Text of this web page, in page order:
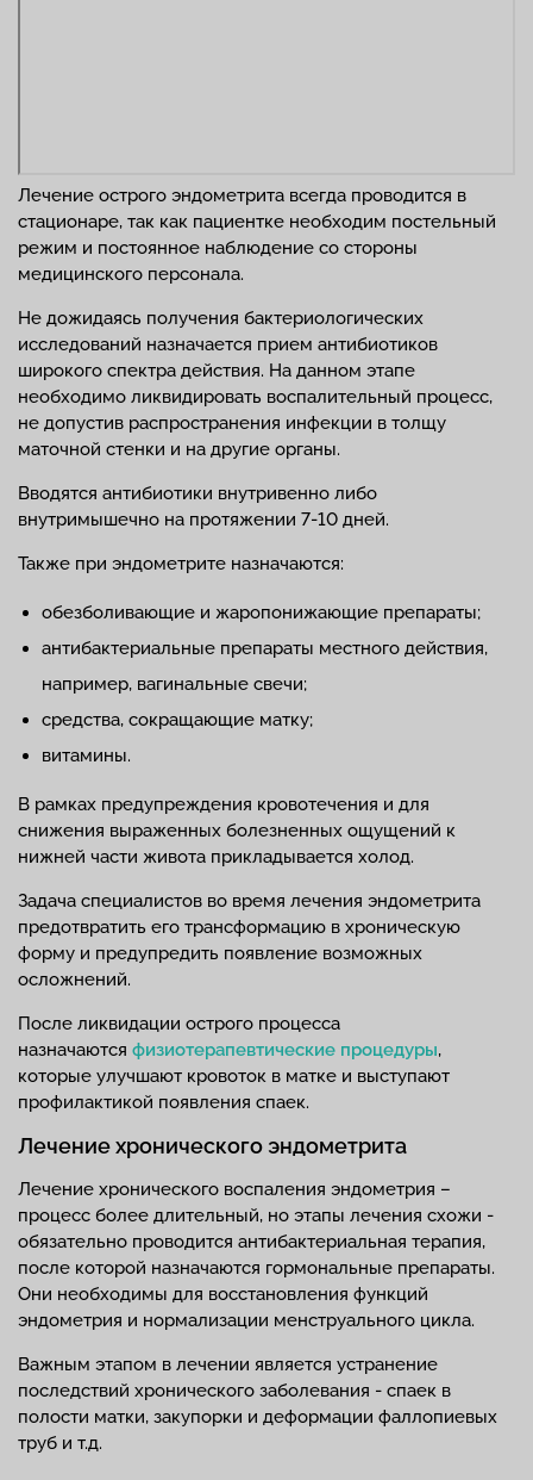
Лечение острого эндометрита всегда проводится в
стационаре, так как пациентке необходим постельный
режим и постоянное наблюдение со стороны
медицинского персонала.
Не дожидаясь получения бактериологических
исследований назначается прием антибиотиков
широкого спектра действия. На данном этапе
необходимо ликвидировать воспалительный процесс,
не допустив распространения инфекции в толщу
маточной стенки и на другие органы.
Вводятся антибиотики внутривенно либо
внутримышечно на протяжении 7-10 дней.
Также при эндометрите назначаются:
обезболивающие и жаропонижающие препараты;
антибактериальные препараты местного действия,
например, вагинальные свечи;
средства, сокращающие матку;
витамины.
В рамках предупреждения кровотечения и для
снижения выраженных болезненных ощущений к
нижней части живота прикладывается холод.
Задача специалистов во время лечения эндометрита
предотвратить его трансформацию в хроническую
форму и предупредить появление возможных
осложнений.
После ликвидации острого процесса
назначаются физиотерапевтические процедуры,
которые улучшают кровоток в матке и выступают
профилактикой появления спаек.
Лечение хронического эндометрита
Лечение хронического воспаления эндометрия –
процесс более длительный, но этапы лечения схожи -
обязательно проводится антибактериальная терапия,
после которой назначаются гормональные препараты.
Они необходимы для восстановления функций
эндометрия и нормализации менструального цикла.
Важным этапом в лечении является устранение
последствий хронического заболевания - спаек в
полости матки, закупорки и деформации фаллопиевых
труб и т.д.